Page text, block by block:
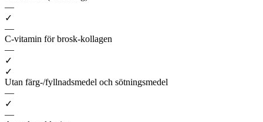
—
✓
—
C-vitamin för brosk-kollagen
—
✓
✓
Utan färg-/fyllnadsmedel och sötningsmedel
—
✓
—